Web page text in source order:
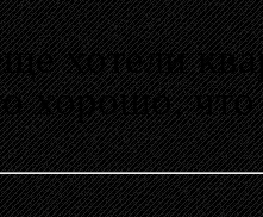
хотели
хорошо,